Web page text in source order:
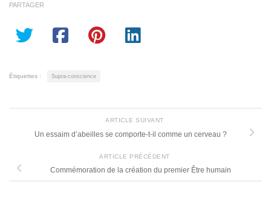
PARTAGER
Étiquettes : Supra-conscience
ARTICLE SUIVANT
Un essaim d’abeilles se comporte-t-il comme un cerveau ?
ARTICLE PRÉCÉDENT
Commémoration de la création du premier Être humain